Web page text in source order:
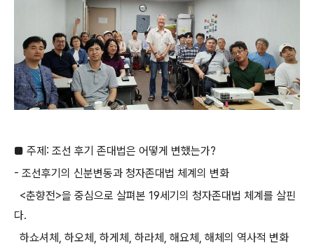
■ 주제: 조선 후기 존대법은 어떻게 변했는가?
- 조선후기의 신분변동과 청자존대법 체계의 변화
<춘향전>을 중심으로 살펴본 19세기의 청자존대법 체계를 살핀
다.
하쇼셔체, 하오체, 하게체, 하라체, 해요체, 해체의 역사적 변화